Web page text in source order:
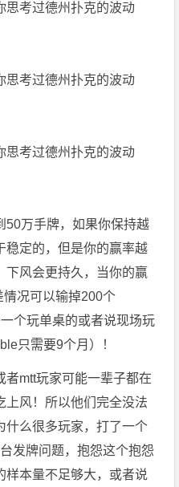
50万手牌，如果你保持越
稳定的，但是你的赢率越
下风会更持久，当你的赢
况可以输掉200个
个玩单桌的或者说现场玩
只需要9个月）！
者mtt玩家可能一辈子都在
上风！所以他们完全没法
什么很多玩家，打了一个
发牌问题，抱怨这个抱怨
样本量不足够大，或者说